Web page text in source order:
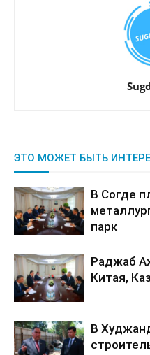
ЭТО МОЖЕТ БЫТЬ
В Согде
парк
Раджаб
Китая,
В